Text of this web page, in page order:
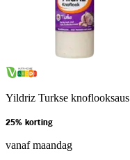
Yildriz Turkse knoflooksaus
25% korting
vanaf maandag